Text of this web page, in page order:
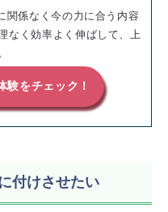
関係なく今の力に合う内容
なく効率よく伸ばして、上
をチェック！
付けさせたい